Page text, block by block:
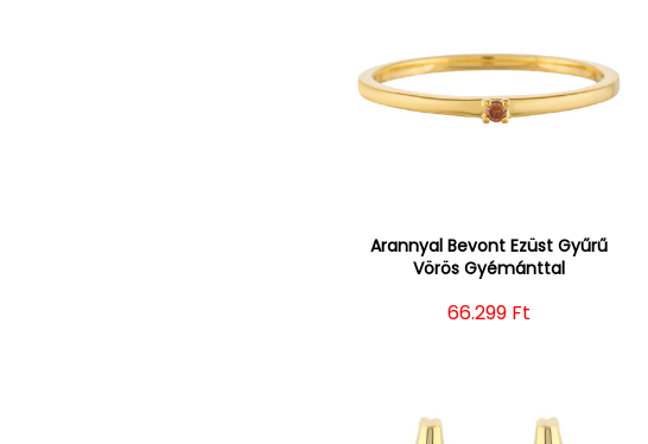
Arannyal Bevont Ezüst Gyűrű
Vörös Gyémánttal
Normál ár
66.299 Ft